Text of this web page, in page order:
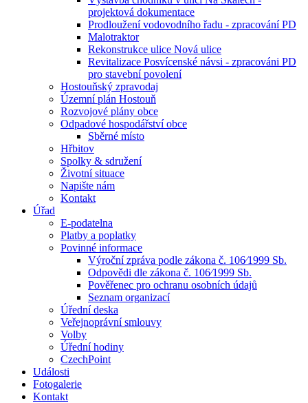
projektová dokumentace
Prodloužení vodovodního řadu - zpracování PD
Malotraktor
Rekonstrukce ulice Nová ulice
Revitalizace Posvícenské návsi - zpracováni PD
pro stavební povolení
Hostouňský zpravodaj
Územní plán Hostouň
Rozvojové plány obce
Odpadové hospodářství obce
Sběrné místo
Hřbitov
Spolky & sdružení
Životní situace
Napište nám
Kontakt
Úřad
E-podatelna
Platby a poplatky
Povinné informace
Výroční zpráva podle zákona č. 106⁄1999 Sb.
Odpovědi dle zákona č. 106⁄1999 Sb.
Pověřenec pro ochranu osobních údajů
Seznam organizací
Úřední deska
Veřejnoprávní smlouvy
Volby
Úřední hodiny
CzechPoint
Události
Fotogalerie
Kontakt